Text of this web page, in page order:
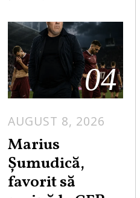
04
AUGUST 8, 2026
Marius
Șumudică,
favorit să